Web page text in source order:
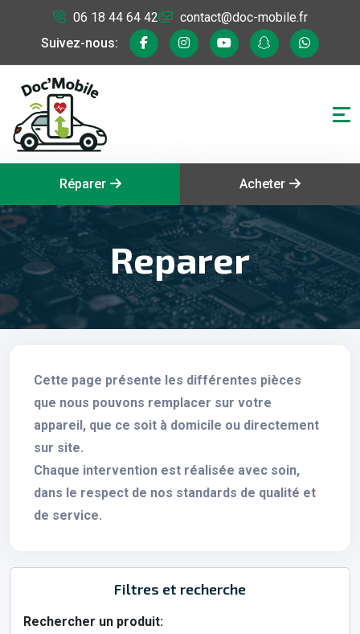
Suivez-nous:
06 18 44 64 42 contact@doc-mobile.fr
Réparer Acheter
Reparer
Cette page présente les différentes pièces
que nous pouvons remplacer sur votre
appareil, que ce soit à domicile ou directement
sur site.
Chaque intervention est réalisée avec soin,
dans le respect de nos standards de qualité et
de service.
Filtres et recherche
Rechercher un produit: